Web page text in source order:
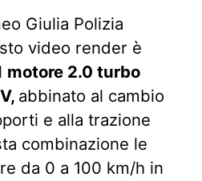
Giulia Polizia
video render è
motore 2.0 turbo
abbinato al cambio
e alla trazione
combinazione le
da 0 a 100 km/h in